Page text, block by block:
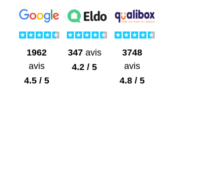
1962
avis
4.5 / 5
347avis
4.2 / 5
3748
avis
4.8 / 5